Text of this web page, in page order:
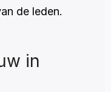
de leden.
in